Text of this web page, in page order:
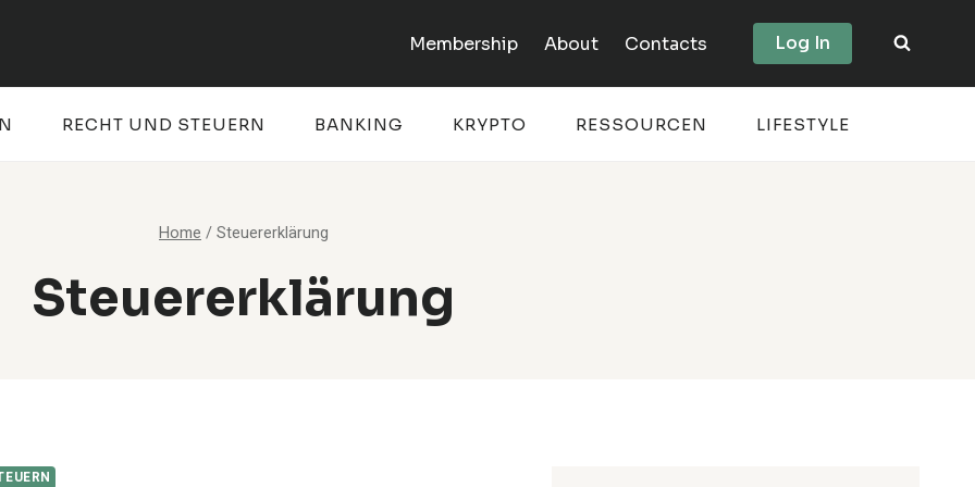
Membership About Contacts Log In
RECHT UND STEUERN BANKING KRYPTO RESSOURCEN LIFESTYLE
Home /Steuererklärung
Steuererklärung